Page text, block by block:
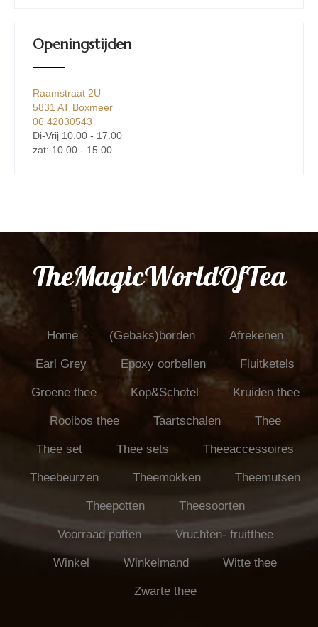
Openingstijden
Raamstraat 2U
5831 AT Boxmeer
06 42030543
Di-Vrij 10.00 - 17.00
zat: 10.00 - 15.00
TheMagicWorldOfTea
Home (Gebaks)borden Afrekenen
Earl Grey Epoxy oorbellen Fluitketels
Groene thee Kop&Schotel Kruiden thee
Rooibos thee Taartschalen Thee
Thee set Thee sets Theeaccessoires
Theebeurzen Theemokken Theemutsen
Theepotten Theesoorten
Voorraad potten Vruchten- fruitthee
Winkel Winkelmand Witte thee
Zwarte thee